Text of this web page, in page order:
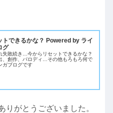
トできるかな？ Powered by ライ
グ
失敗続き…今からリセットできるかな？
、創作、パロディ…その他もろもろ何で
ガブログです
りがとうございました。